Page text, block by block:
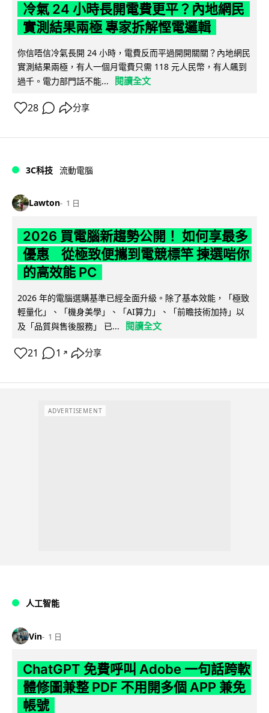
冷氣 24 小時長開電費更平？內地網民
實測結果兩極 專家拆解慳電邏輯
你信唔信冷氣長開 24 小時，電費反而平過開開關關？內地網民
實測結果兩極，有人一個月電費只需 118 元人民幣，有人飆到
過千。電力部門話不能...
閱讀全文
28 分享
3C科技 流動電腦
Lawton 1 日
2026 買電腦新趨勢公開！ 如何享最多
優惠 從極致便攜到電競標竿 揀選啱你
的高效能 PC
2026 年的電腦選購基準已經全面升級。除了基本效能，「極致
輕量化」、「機身美學」、「AI算力」、「前瞻技術加持」以
及「品質與售後服務」 已...
閱讀全文
21 1 ↗ 分享
ADVERTISEMENT
人工智能
Vin 1 日
ChatGPT 免費呼叫 Adobe 一句話跨軟
體修圖兼整 PDF 不用開多個 APP 兼免
帳號